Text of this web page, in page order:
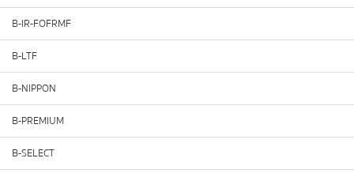
B-IR-FOFRMF
B-LTF
B-NIPPON
B-PREMIUM
B-SELECT